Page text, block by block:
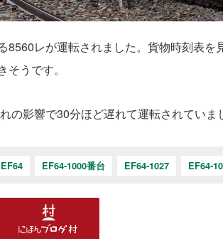
8560レが運転されました。貨物時刻表
うです。
の影響で30分ほど遅れて運転されていま
EF64 EF64-1000番台 EF64-1027 EF64-